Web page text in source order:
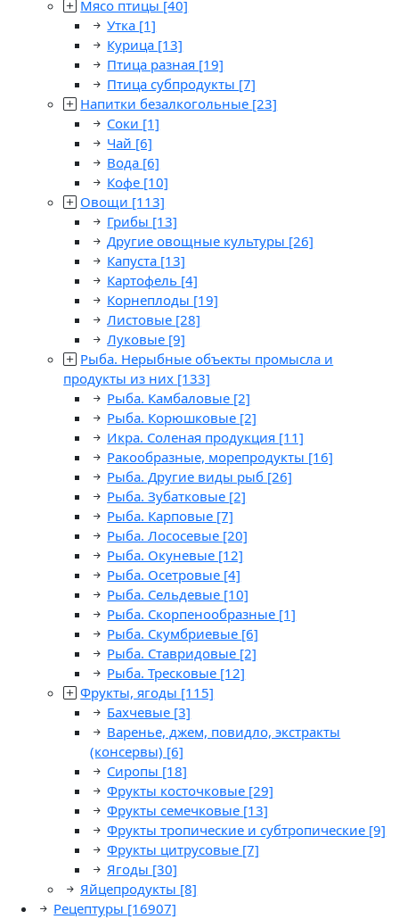
Мясо птицы [40]
Утка [1]
Курица [13]
Птица разная [19]
Птица субпродукты [7]
Напитки безалкогольные [23]
Соки [1]
Чай [6]
Вода [6]
Кофе [10]
Овощи [113]
Грибы [13]
Другие овощные культуры [26]
Капуста [13]
Картофель [4]
Корнеплоды [19]
Листовые [28]
Луковые [9]
Рыба. Нерыбные объекты промысла и
продукты из них [133]
Рыба. Камбаловые [2]
Рыба. Корюшковые [2]
Икра. Соленая продукция [11]
Ракообразные, морепродукты [16]
Рыба. Другие виды рыб [26]
Рыба. Зубатковые [2]
Рыба. Карповые [7]
Рыба. Лососевые [20]
Рыба. Окуневые [12]
Рыба. Осетровые [4]
Рыба. Сельдевые [10]
Рыба. Скорпенообразные [1]
Рыба. Скумбриевые [6]
Рыба. Ставридовые [2]
Рыба. Тресковые [12]
Фрукты, ягоды [115]
Бахчевые [3]
Варенье, джем, повидло, экстракты
(консервы) [6]
Сиропы [18]
Фрукты косточковые [29]
Фрукты семечковые [13]
Фрукты тропические и субтропические [9]
Фрукты цитрусовые [7]
Ягоды [30]
Яйцепродукты [8]
Рецептуры [16907]